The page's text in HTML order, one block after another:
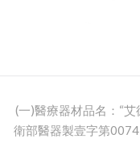
(一)醫療器材品名：“艾
衛部醫器製壹字第